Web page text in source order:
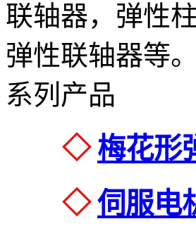
联轴器，弹性
弹性联轴器等。
系列产品
◇ 梅花形
◇ 伺服电